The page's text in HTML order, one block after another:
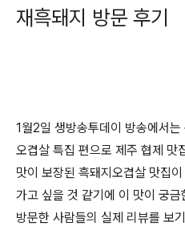
재흑돼지 방문 후기
1월2일 생방송투데이 방송에서
오겹살 특집 편으로 제주 협제 맛
맛이 보장된 흑돼지오겹살 맛집
가고 싶을 것 같기에 이 맛이 궁
방문한 사람들의 실제 리뷰를 보